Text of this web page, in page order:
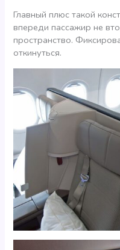
Главный плюс такой
впереди пассажир не
пространство.
откинуться.